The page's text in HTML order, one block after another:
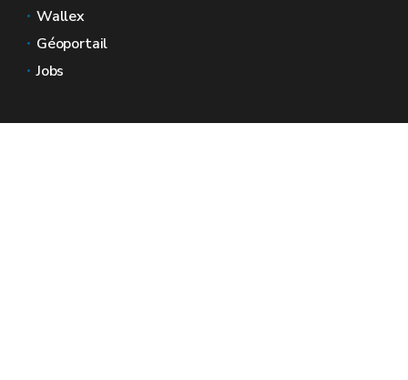
Wallex
Géoportail
Jobs